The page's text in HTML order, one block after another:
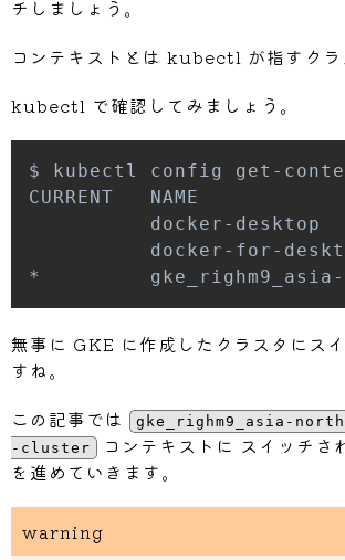
チしましょう。
コンテキストとは kubectl が指すクラ
kubectl で確認してみましょう。
$
無事に GKE に作成したクラスタにス
すね。
この記事では
gke_righm9_asia-
-cluster
コンテキストに スイッチさ
を進めていきます。
warning